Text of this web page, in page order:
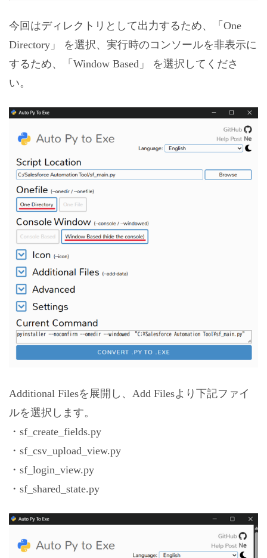
今回はディレクトリとして出力するため、「One
Directory」 を選択、実行時のコンソールを非表示に
するため、「Window Based」 を選択してくださ
い。
Additional Filesを展開し、Add Filesより下記ファイ
ルを選択します。
・sf_create_fields.py
・sf_csv_upload_view.py
・sf_login_view.py
・sf_shared_state.py